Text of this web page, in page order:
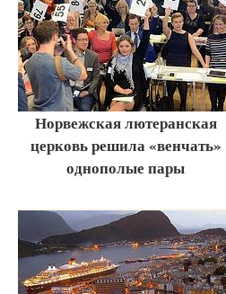
Норвежская лютеранская
церковь решила «венчать»
однополые пары